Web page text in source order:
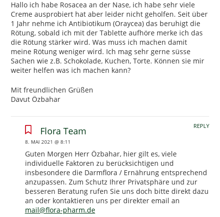
Hallo ich habe Rosacea an der Nase, ich habe sehr viele
Creme ausprobiert hat aber leider nicht geholfen. Seit über
1 Jahr nehme ich Antibiotikum (Oraycea) das beruhigt die
Rötung, sobald ich mit der Tablette aufhöre merke ich das
die Rötung stärker wird. Was muss ich machen damit
meine Rötung weniger wird. Ich mag sehr gerne süsse
Sachen wie z.B. Schokolade, Kuchen, Torte. Können sie mir
weiter helfen was ich machen kann?
Mit freundlichen Grüßen
Davut Özbahar
Flora Team
8. MAI 2021 @ 8:11
Guten Morgen Herr Özbahar, hier gilt es, viele
individuelle Faktoren zu berücksichtigen und
insbesondere die Darmflora / Ernährung entsprechend
anzupassen. Zum Schutz Ihrer Privatsphäre und zur
besseren Beratung rufen Sie uns doch bitte direkt dazu
an oder kontaktieren uns per direkter email an
mail@flora-pharm.de
REPLY